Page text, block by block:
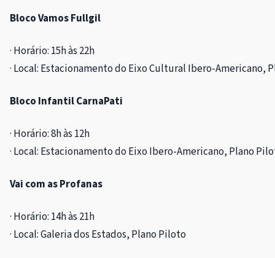
Bloco Vamos Fullgil
· Horário: 15h às 22h
· Local: Estacionamento do Eixo Cultural Ibero-Americano,
Bloco Infantil CarnaPati
· Horário: 8h às 12h
· Local: Estacionamento do Eixo Ibero-Americano, Plano
Vai com as Profanas
· Horário: 14h às 21h
· Local: Galeria dos Estados, Plano Piloto